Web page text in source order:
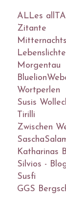
ALLes
Zitante
Morgentau
Wortperlen
Susis
Tirilli
Zwischen
Katharinas
Silvios -
Susfi
GGS